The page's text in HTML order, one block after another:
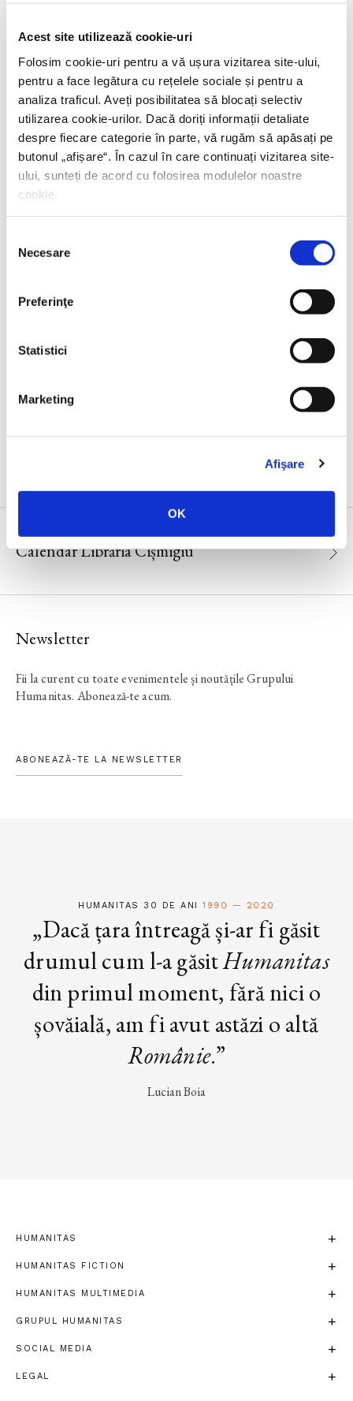
Acest site utilizează cookie-uri
Folosim cookie-uri pentru a vă ușura vizitarea site-ului,
pentru a face legătura cu rețelele sociale și pentru a
analiza traficul. Aveți posibilitatea să blocați selectiv
utilizarea cookie-urilor. Dacă doriți informații detaliate
despre fiecare categorie în parte, vă rugăm să apăsați pe
butonul „ afișare“. În cazul în care continuați vizitarea site-
ului, sunteți de acord cu folosirea modulelor noastre
cookie.
consimțământului
Necesare
Preferinţe
Statistici
Marketing
Afişare
OK
cu Radu Paraschivescu, Dan Byron și Cristian
Preda
17 IUNIE 2026, EDITURA HUMANITAS FICTION
Lansare –
Istoria societății umane, o perspectivă genetică.
Negrea
Calendar Librăria Cișmigiu
Newsletter
Fii la curent cu toate evenimentele și noutățile Grupului
Humanitas. Abonează-te acum.
ABONEAZĂ-TE LA NEWSLETTER
HUMANITAS 30 DE ANI1990 — 2020
„Dacă țara întreagă și-ar fi găsit
drumul cum l-a găsitHumanitas
din primul moment, fără nici o
șovăială, am fi avut astăzi o altă
Românie.”
Lucian Boia
HUMANITAS
HUMANITAS FICTION
HUMANITAS MULTIMEDIA
GRUPUL HUMANITAS
SOCIAL MEDIA
LEGAL